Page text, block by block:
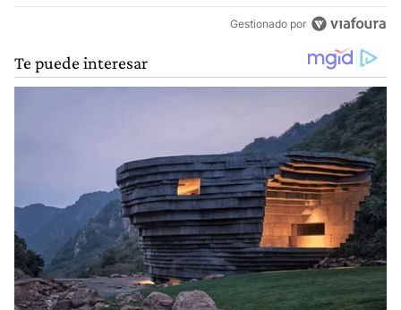
Gestionado por